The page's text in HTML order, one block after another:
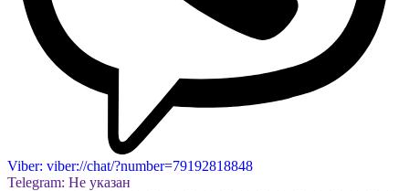
Viber: viber://chat/?number=79192818848
Telegram: Не указан